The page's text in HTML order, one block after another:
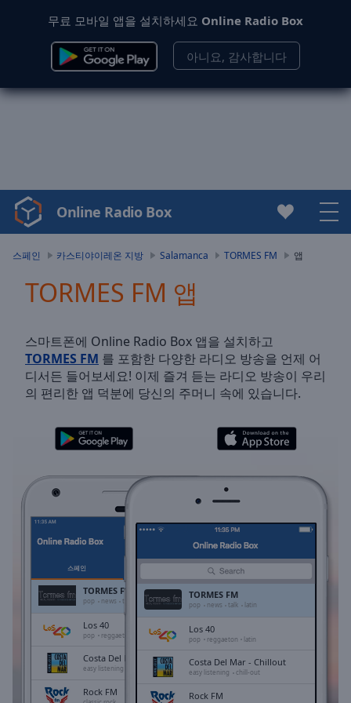
무료 모바일 앱을 설치하세요 Online Radio Box
아니요, 감사합니다
Video
Player
Play
Video
Skip
Backward
Skip
Forward
Mute
0:00
Loaded:
0.00%
Stream
LIVE
currently
behind
LIVE
Online Radio Box
스페인 카스티야이레온 지방 Salamanca TORMES FM 앱
TORMES FM 앱
스마트폰에 Online Radio Box 앱을 설치하고
TORMES FM 를 포함한 다양한 라디오 방송을 언제 어
디서든 들어보세요! 이제 즐겨 듣는 라디오 방송이 우리
의 편리한 앱 덕분에 당신의 주머니 속에 있습니다.
스페인
TORMES FM
pop news talk latin
Los 40
pop reggaeton latin
Costa Del Mar - Chillout
easy listening chill-out
Rock FM
TORMES FM
pop news talk latin
Los 40
pop reggaeton latin
Costa Del Mar - Chillout
easy listening chill-out
Rock FM